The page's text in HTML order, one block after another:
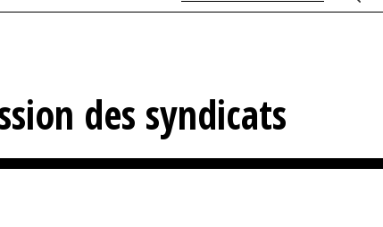
des syndicats